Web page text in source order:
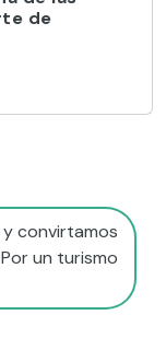
de
convirtamos
un turismo